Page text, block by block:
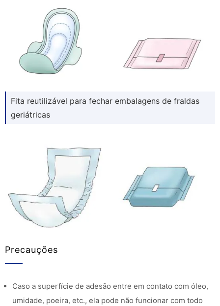
Fita reutilizável para fechar embalagens de fraldas
geriátricas
Precauções
Caso a superfície de adesão entre em contato com óleo,
umidade, poeira, etc., ela pode não funcionar com todo